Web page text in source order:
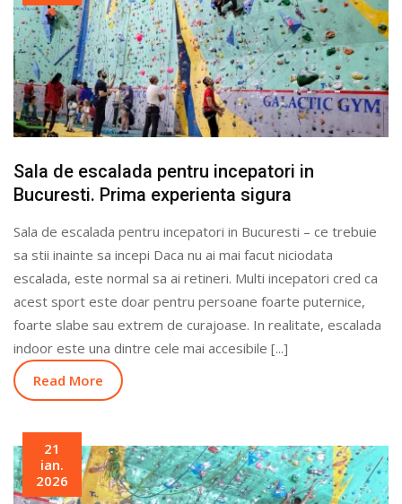
Sala de escalada pentru incepatori in
Bucuresti. Prima experienta sigura
Sala de escalada pentru incepatori in Bucuresti – ce trebuie
sa stii inainte sa incepi Daca nu ai mai facut niciodata
escalada, este normal sa ai retineri. Multi incepatori cred ca
acest sport este doar pentru persoane foarte puternice,
foarte slabe sau extrem de curajoase. In realitate, escalada
indoor este una dintre cele mai accesibile [...]
Read More
21
ian.
2026